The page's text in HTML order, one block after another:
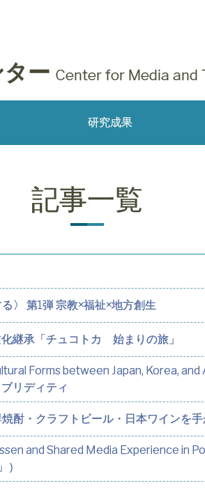
ー Center for Media and
研究成果
記事一覧
〉 第1弾 宗教×福祉×地方創生
承「チュコトカ 始まりの旅」
Forms between Japan, Korea,
リディティ
酎・クラフトビール・日本ワインを
and Shared Media Experience in